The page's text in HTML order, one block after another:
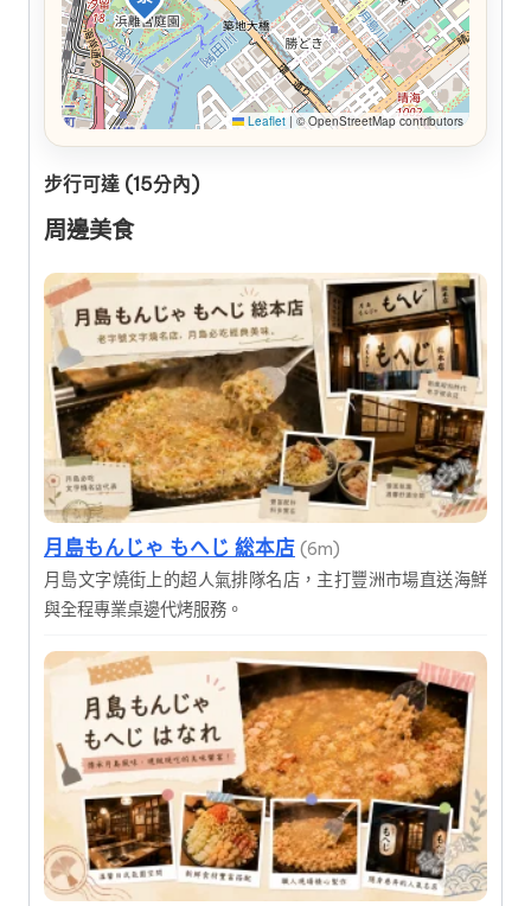
Leaflet | © OpenStreetMap contributors
步行可達 (15分內)
周邊美食
月島もんじゃ もへじ 総本店 (6m)
月島文字燒街上的超人氣排隊名店，主打豐洲市場直送海鮮
與全程專業桌邊代烤服務。